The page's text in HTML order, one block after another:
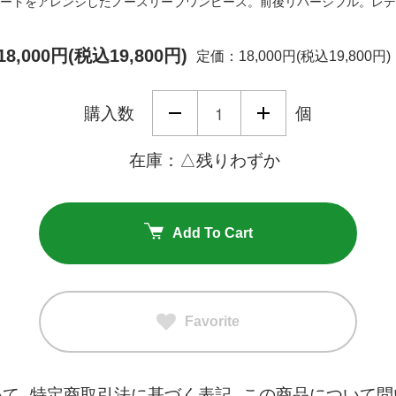
円(税込19,800円) 定価：18,000円(税込19,800円)
購入数 個
在庫：△残りわずか
Add To Cart
Favorite